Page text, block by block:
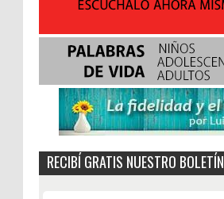
RECIBÍ GRATIS NUESTRO BOLETÍN